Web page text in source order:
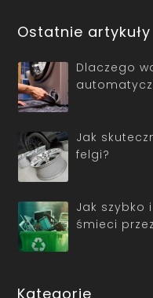
Ostatnie artykuły
Dlaczego
Jak
felgi?
Jak szybko
śmieci
Kategorie